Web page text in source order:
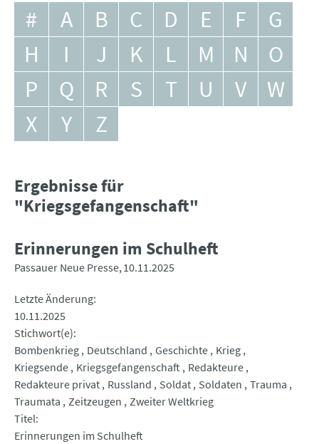
# A B C D E F
G
H
I J K L M N
O
P
Q R S T U V
W
X
Y Z
Ergebnisse für
"Kriegsgefangenschaft"
Erinnerungen im Schulheft
Passauer Neue Presse 10.11.2025
Letzte Änderung
10.11.2025
Stichwort(e)
Bombenkrieg Deutschland Geschichte Krieg
Kriegsende Kriegsgefangenschaft Redakteure
Redakteure privat Russland Soldat Soldaten Trauma
Traumata Zeitzeugen Zweiter Weltkrieg
Titel
Erinnerungen im Schulheft